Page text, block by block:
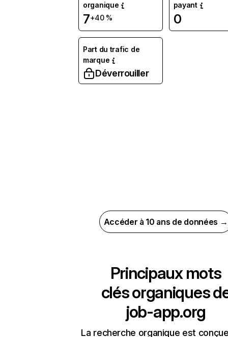
organique
7+40 %
payant
0
Part du trafic de
marque
Déverrouiller
Accéder à 10 ans de données →
Principaux mots
clés organiques
job-app.org
La recherche organique est